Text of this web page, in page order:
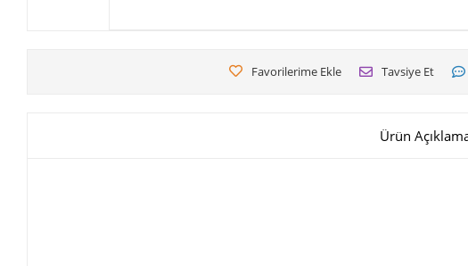
Favorilerime Ekle Tavsiye Et
Ürün